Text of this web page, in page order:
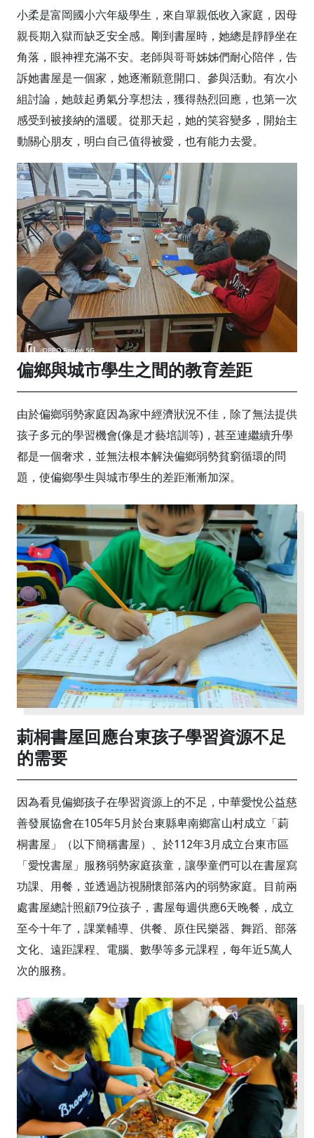
小柔是富岡國小六年級學生，來自單親低收入家庭，因母
親長期入獄而缺乏安全感。剛到書屋時，她總是靜靜坐在
角落，眼神裡充滿不安。老師與哥哥姊姊們耐心陪伴，告
訴她書屋是一個家，她逐漸願意開口、參與活動。有次小
組討論，她鼓起勇氣分享想法，獲得熱烈回應，也第一次
感受到被接納的溫暖。從那天起，她的笑容變多，開始主
動關心朋友，明白自己值得被愛，也有能力去愛。
偏鄉與城市學生之間的教育差距
由於偏鄉弱勢家庭因為家中經濟狀況不佳，除了無法提供
孩子多元的學習機會(像是才藝培訓等)，甚至連繼續升學
都是一個奢求，並無法根本解決偏鄉弱勢貧窮循環的問
題，使偏鄉學生與城市學生的差距漸漸加深。
莿桐書屋回應台東孩子學習資源不足
的需要
因為看見偏鄉孩子在學習資源上的不足，中華愛悅公益慈
善發展協會在105年5月於台東縣卑南鄉富山村成立「莿
桐書屋」（以下簡稱書屋）、於112年3月成立台東市區
「愛悅書屋」服務弱勢家庭孩童，讓學童們可以在書屋寫
功課、用餐，並透過訪視關懷部落內的弱勢家庭。目前兩
處書屋總計照顧79位孩子，書屋每週供應6天晚餐，成立
至今十年了，課業輔導、供餐、原住民樂器、舞蹈、部落
文化、遠距課程、電腦、數學等多元課程，每年近5萬人
次的服務。